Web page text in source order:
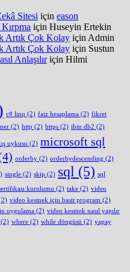
Sitesi için eason
için Huseyin Ertekin
Artık Çok Kolay için Admin
Artık Çok Kolay için Sustun
Anlaşılıriçin Hilmi
c# linq (2) faiz hesaplama (2) fikret
(2) http (2) https (2) ibm db2 (2)
uykusu (2) microsoft sql
orderby (2) orderbydescending (2)
single (2) skip (2) sql (5) sql
kurulumu (2) take (2) video
video kesmek için basit program (2)
uygulama (2) video kesmek nasıl yapılır
(2) where (2) while döngüsü (2) yapay